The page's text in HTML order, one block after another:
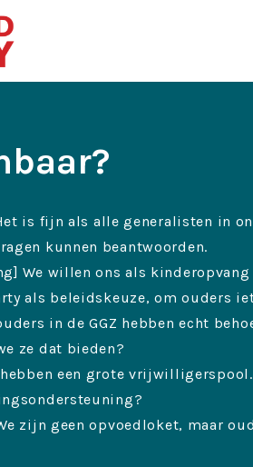
is fijn als alle generalisten in
kunnen beantwoorden.
We willen ons als
als beleidskeuze, om ouders
in de GGZ hebben echt
ze dat bieden?
hebben een grote
zijn geen opvoedloket, maar